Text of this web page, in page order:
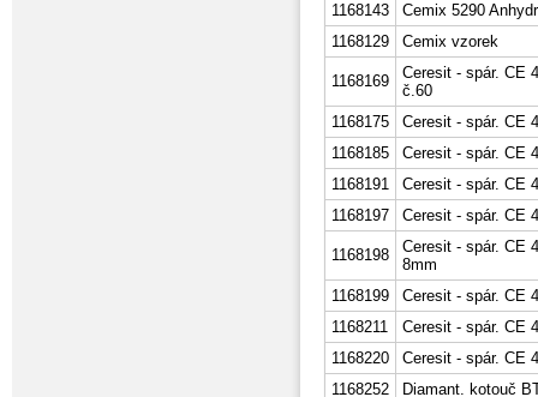
1168143
Cemix 5290
1168129
Cemix vzorek
1168169
Ceresit - spár. CE
č.60
1168175
Ceresit - spár. CE
1168185
Ceresit - spár. CE
1168191
Ceresit - spár. CE
1168197
Ceresit - spár. CE
1168198
Ceresit - spár. CE
8mm
1168199
Ceresit - spár. CE
1168211
Ceresit - spár. CE
1168220
Ceresit - spár. CE
1168252
Diamant. kotouč